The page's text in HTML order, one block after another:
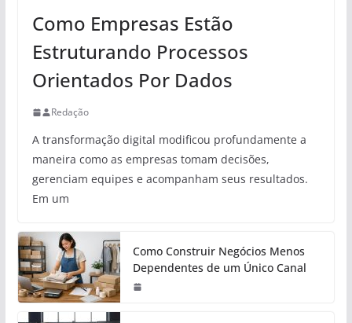
Como Empresas Estão
Estruturando Processos
Orientados Por Dados
Redação
A transformação digital modificou profundamente a
maneira como as empresas tomam decisões,
gerenciam equipes e acompanham seus resultados.
Em um
Como Construir Negócios Menos
Dependentes de um Único Canal